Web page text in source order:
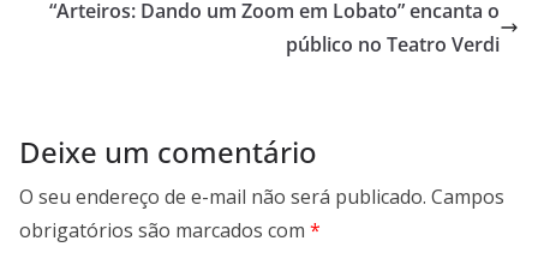
o
p
I
a
“Arteiros: Dando um Zoom em Lobato” encanta o
público no Teatro Verdi
Deixe um comentário
O seu endereço de e-mail não será publicado. Campos
obrigatórios são marcados com *